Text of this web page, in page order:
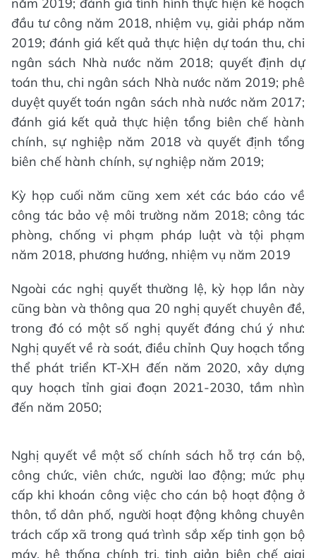
đầu tư công năm 2018, nhiệm vụ, giải pháp năm
2019; đánh giá kết quả thực hiện dự toán thu, chi
ngân sách Nhà nước năm 2018; quyết định dự
toán thu, chi ngân sách Nhà nước năm 2019; phê
duyệt quyết toán ngân sách nhà nước năm 2017;
đánh giá kết quả thực hiện tổng biên chế hành
chính, sự nghiệp năm 2018 và quyết định tổng
biên chế hành chính, sự nghiệp năm 2019;
Kỳ họp cuối năm cũng xem xét các báo cáo về
công tác bảo vệ môi trường năm 2018; công tác
phòng, chống vi phạm pháp luật và tội phạm
năm 2018, phương hướng, nhiệm vụ năm 2019
Ngoài các nghị quyết thường lệ, kỳ họp lần này
cũng bàn và thông qua 20 nghị quyết chuyên đề,
trong đó có một số nghị quyết đáng chú ý như:
Nghị quyết về rà soát, điều chỉnh Quy hoạch tổng
thể phát triển KT-XH đến năm 2020, xây dựng
quy hoạch tỉnh giai đoạn 2021-2030, tầm nhìn
đến năm 2050;
Nghị quyết về một số chính sách hỗ trợ cán bộ,
công chức, viên chức, người lao động; mức phụ
cấp khi khoán công việc cho cán bộ hoạt động ở
thôn, tổ dân phố, người hoạt động không chuyên
trách cấp xã trong quá trình sắp xếp tinh gọn bộ
máy, hệ thống chính trị, tinh giản biên chế giai